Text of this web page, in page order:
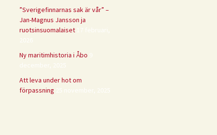
”Sverigefinnarnas sak är vår” –
Jan-Magnus Jansson ja
ruotsinsuomalaiset 17 februari,
2026
Ny maritimhistoria i Åbo 9
december, 2025
Att leva under hot om
förpassning
25 november, 2025